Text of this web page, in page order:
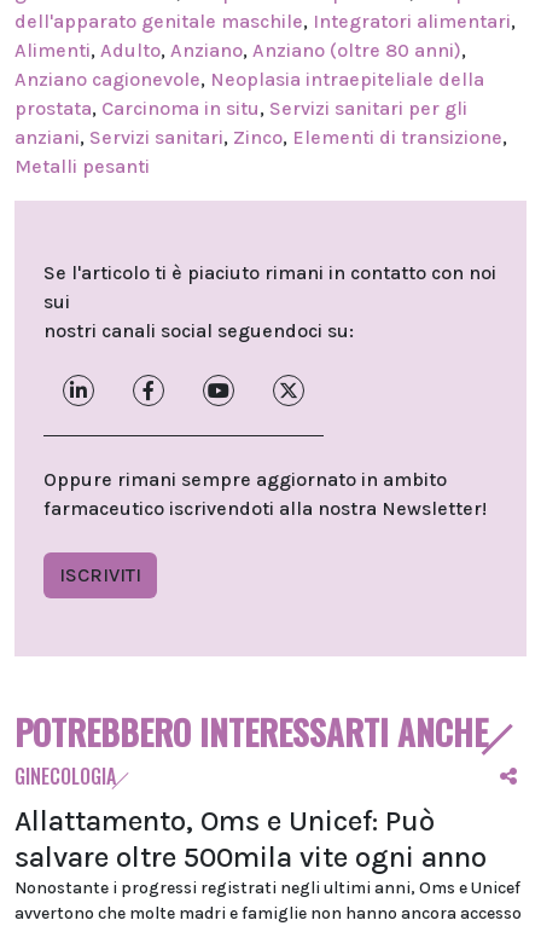
dell'apparato genitale maschile, Integratori alimentari,
Alimenti, Adulto, Anziano, Anziano (oltre 80 anni),
Anziano cagionevole, Neoplasia intraepiteliale della
prostata, Carcinoma in situ, Servizi sanitari per gli
anziani, Servizi sanitari, Zinco, Elementi di transizione,
Metalli pesanti
Se l'articolo ti è piaciuto rimani in contatto con noi
sui
nostri canali social seguendoci su:
Oppure rimani sempre aggiornato in ambito
farmaceutico iscrivendoti alla nostra Newsletter!
ISCRIVITI
POTREBBERO INTERESSARTI ANCHE
GINECOLOGIA
Allattamento, Oms e Unicef: Può
salvare oltre 500mila vite ogni anno
Nonostante i progressi registrati negli ultimi anni, Oms e Unicef
avvertono che molte madri e famiglie non hanno ancora accesso